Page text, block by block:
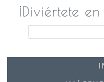
¡Diviértete